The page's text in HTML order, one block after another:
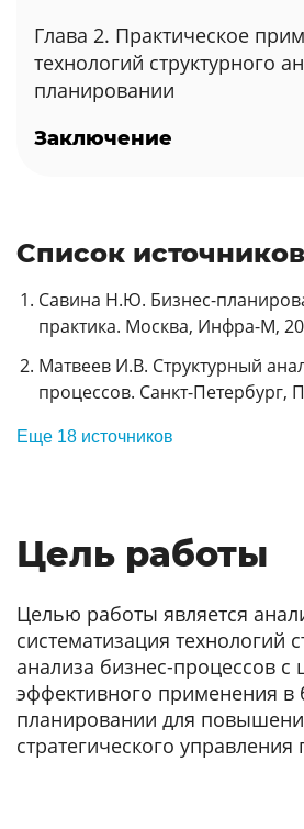
Глава 2. Практическое
технологий структурного
планировании
Заключение
Список источников
Савина Н.Ю. Бизнес-
практика. Москва, Инфра-М,
Матвеев И.В. Структурный
процессов. Санкт-Петербург,
Еще 18 источников
Цель работы
Целью работы является
систематизация технологий
анализа бизнес-процессов с
эффективного применения в
планировании для
стратегического